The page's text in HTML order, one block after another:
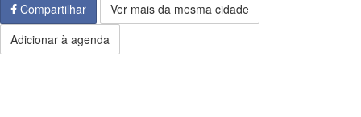
Compartilhar
Ver mais da mesma cidade
Adicionar à agenda